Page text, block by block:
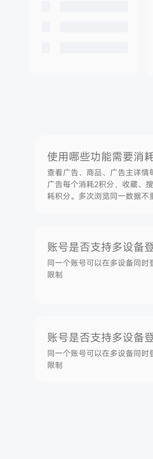
使用哪些功能需要消
查看广告、商品、广告主详情
广告每个消耗2积分，收藏、
耗积分。多次浏览同一数据不
账号是否支持多设备
同一个账号可以在多设备同
限制
账号是否支持多设备
同一个账号可以在多设备同
限制